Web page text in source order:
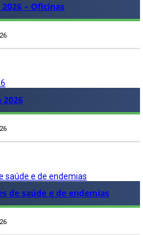
– Oficinas
2026
saúde e de endemias
de saúde e de endemias